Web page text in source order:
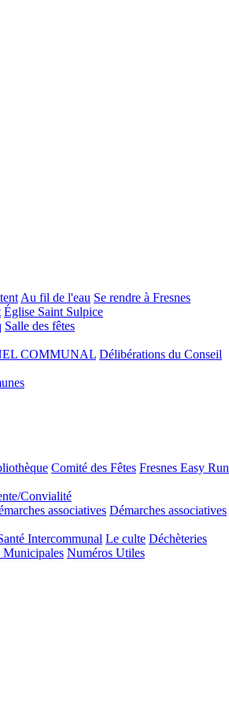
Au fil de l'eau Se rendre à Fresnes
Église Saint Sulpice
Salle des fêtes
COMMUNAL Délibérations du Conseil
Comité des Fêtes Fresnes Easy Run
Convialité
associatives Démarches associatives
Intercommunal Le culte Déchèteries
Municipales Numéros Utiles